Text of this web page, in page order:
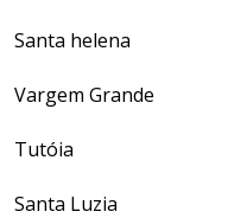
Santa helena
Vargem Grande
Tutóia
Santa Luzia